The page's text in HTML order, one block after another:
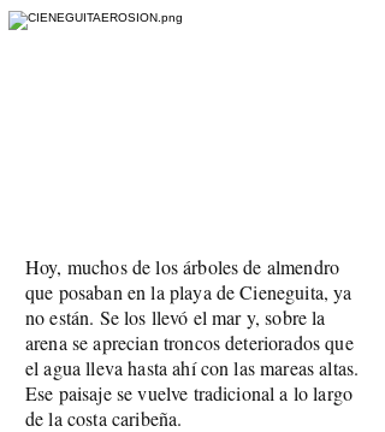
Hoy, muchos de los árboles de almendro
que posaban en la playa de Cieneguita, ya
no están. Se los llevó el mar y, sobre la
arena se aprecian troncos deteriorados que
el agua lleva hasta ahí con las mareas altas.
Ese paisaje se vuelve tradicional a lo largo
de la costa caribeña.